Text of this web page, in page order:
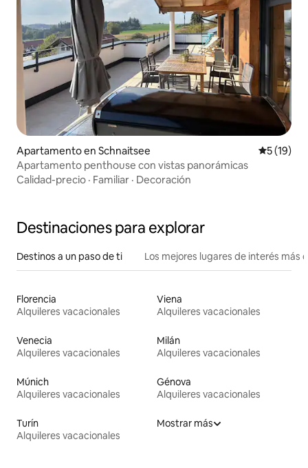
Apartamento en Schnaitsee
5 (19)
Apartamento penthouse con vistas panorámicas
Calidad-precio · Familiar · Decoración
Destinaciones para explorar
Destinos a un paso de ti Los mejores lugares de interés más
Florencia
Alquileres vacacionales
Viena
Alquileres vacacionales
Venecia
Alquileres vacacionales
Milán
Alquileres vacacionales
Múnich
Alquileres vacacionales
Génova
Alquileres vacacionales
Turín
Alquileres vacacionales
Mostrar más